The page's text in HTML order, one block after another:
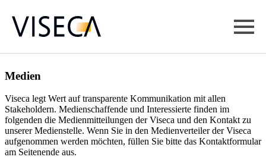
oneLogin
Unternehmen
Im Fokus
Kreditkarten
Bezahldienstleistungen
Jobs & Karriere
Arbeiten bei Viseca
Investoren
IT
FR
DE
Medien
Viseca legt Wert auf transparente Kommunikation mit allen
Stakeholdern. Medienschaffende und Interessierte finden im
folgenden die Medienmitteilungen der Viseca und den Kontakt zu
unserer Medienstelle. Wenn Sie in den Medienverteiler der Viseca
aufgenommen werden möchten, füllen Sie bitte das Kontaktformular
am Seitenende aus.